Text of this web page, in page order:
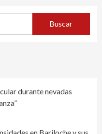
durante nevadas